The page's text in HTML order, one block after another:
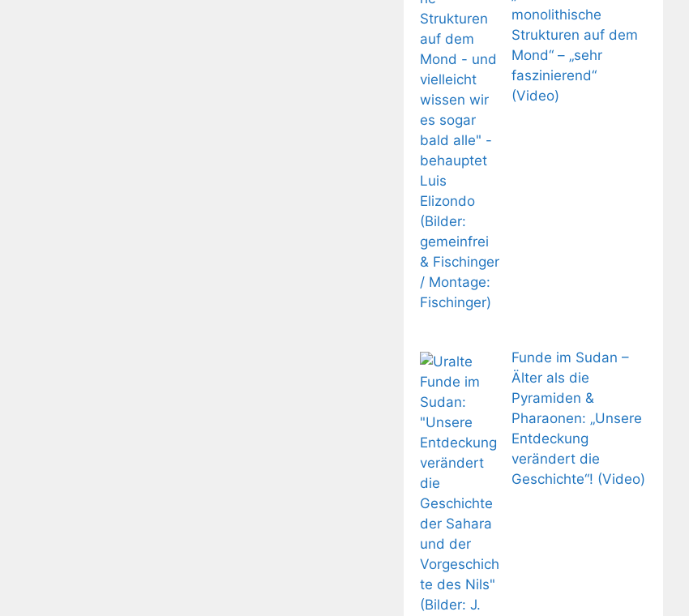
monolithische
Strukturen auf dem
Mond“ – „sehr
faszinierend“
(Video)
Funde im Sudan –
Älter als die
Pyramiden &
Pharaonen: „Unsere
Entdeckung
verändert die
Geschichte“! (Video)